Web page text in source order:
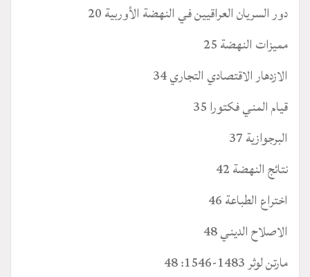
دور السريان العراقيين في النهضة الأوربية 20
مميزات النهضة 25
الازدهار الاقتصادي التجاري 34
قيام المني فكتورا 35
البرجوازية 37
نتائج النهضة 42
اختراع الطباعة 46
الاصلاح الديني 48
مارتن لوثر 1483-1546: 48